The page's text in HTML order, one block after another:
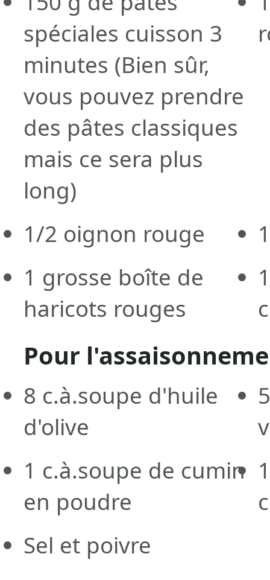
spéciales cuisson 3
minutes (Bien sûr,
vous pouvez prendre
des pâtes classiques
mais ce sera plus
long)
1/2 oignon rouge
1 grosse boîte de
haricots rouges
Pour
8 c.à.soupe d'huile
d'olive
1 c.à.soupe de cumin
en poudre
Sel et poivre